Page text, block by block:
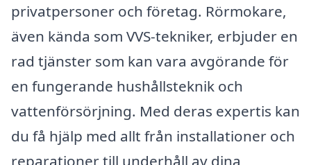
privatpersoner och företag. Rörmokare,
även kända som VVS-tekniker, erbjuder en
rad tjänster som kan vara avgörande för
en fungerande hushållsteknik och
vattenförsörjning. Med deras expertis kan
du få hjälp med allt från installationer och
reparationer till underhåll av dina